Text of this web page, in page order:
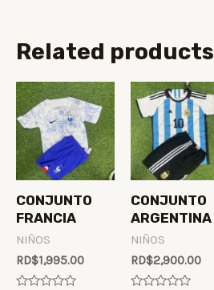
Related products
CONJUNTO
FRANCIA
NIÑOS
RD$1,995.00
CONJUNTO
ARGENTINA
NIÑOS
RD$2,900.00